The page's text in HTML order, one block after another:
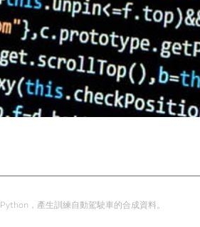
，產生訓練自動駕駛車的合成資料。